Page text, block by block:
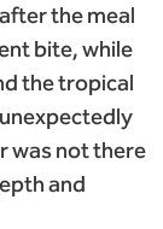
the meal
bite, while
the tropical
was not there
and